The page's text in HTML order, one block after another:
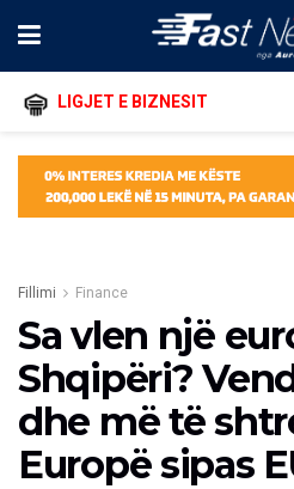
LIGJET E BIZNESIT
Fillimi Finance
Sa vlen një
Shqipëri?
dhe më të
Europë sipas